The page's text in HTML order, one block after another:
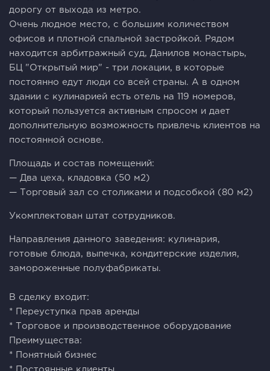
дорогу от выхода из метро.
Очень людное место, с большим количеством
офисов и плотной спальной застройкой. Рядом
находится арбитражный суд, Данилов монастырь,
БЦ "Открытый мир" - три локации, в которые
постоянно едут люди со всей страны. А в одном
здании с кулинарией есть отель на 119 номеров,
который пользуется активным спросом и дает
дополнительную возможность привлечь клиентов на
постоянной основе.
Площадь и состав помещений:
— Два цеха, кладовка (50 м2)
— Торговый зал со столиками и подсобкой (80 м2)
Укомплектован штат сотрудников.
Направления данного заведения: кулинария,
готовые блюда, выпечка, кондитерские изделия,
замороженные полуфабрикаты.
В сделку входит:
* Переуступка прав аренды
* Торговое и производственное оборудование
Преимущества:
* Понятный бизнес
* Постоянные клиенты